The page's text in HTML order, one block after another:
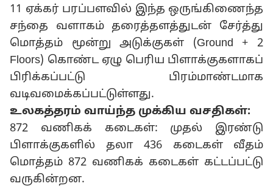
11 ஏக்கர் பரப்பளவில் இந்த ஒருங்கிணைந்த
சந்தை வளாகம் தரைத்தளத்துடன் சேர்த்து
மொத்தம் மூன்று அடுக்குகள் (Ground + 2
Floors) கொண்ட ஏழு பெரிய பிளாக்குகளாகப்
பிரிக்கப்பட்டு பிரம்மாண்டமாக
வடிவமைக்கப்பட்டுள்ளது.
உலகத்தரம் வாய்ந்த முக்கிய வசதிகள்:
872 வணிகக் கடைகள்: முதல் இரண்டு
பிளாக்குகளில் தலா 436 கடைகள் வீதம்
மொத்தம் 872 வணிகக் கடைகள் கட்டப்பட்டு
வருகின்றன.